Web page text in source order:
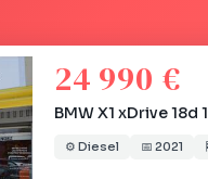
24 990 €
BMW X1 xDrive 18d
⚙️ Diesel 📅 2021